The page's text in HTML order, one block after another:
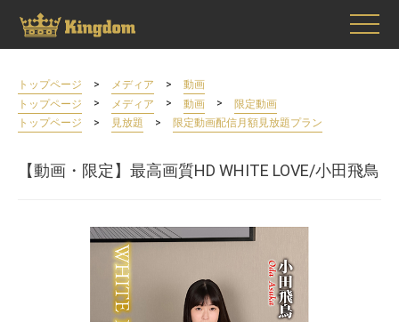
トップページ > メディア >
動画
トップページ
> メディア > 動画 >
限定動画
トップページ
> 見放題 > 限定動画配信月額見放題プラン
【動画・限定】最高画質HD WHITE LOVE/小田飛鳥